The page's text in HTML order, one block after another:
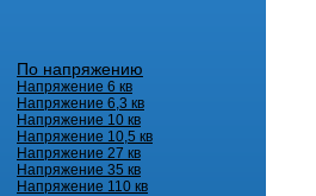
По напряжению
Напряжение 6 кв
Напряжение 6,3 кв
Напряжение 10 кв
Напряжение 10,5 кв
Напряжение 27 кв
Напряжение 35 кв
Напряжение 110 кв